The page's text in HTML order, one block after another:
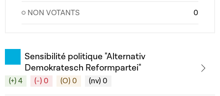
NON VOTANTS 0
Sensibilité politique "Alternativ
Demokratesch Reformpartei"
(+) 4 (-) 0 (O) 0 (nv) 0